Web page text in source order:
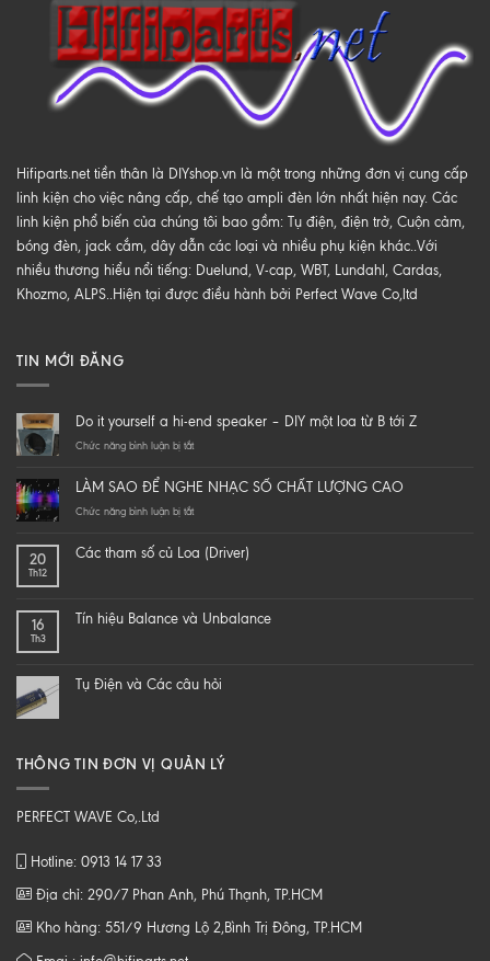
Hifiparts.net tiền thân là DIYshop.vn là một trong những đơn vị cung cấp
linh kiện cho việc nâng cấp, chế tạo ampli đèn lớn nhất hiện nay. Các
linh kiện phổ biến của chúng tôi bao gồm: Tụ điện, điện trở, Cuộn cảm,
bóng đèn, jack cắm, dây dẫn các loại và nhiều phụ kiện khác..Với
nhiều thương hiểu nổi tiếng: Duelund, V-cap, WBT, Lundahl, Cardas,
Khozmo, ALPS..Hiện tại được điều hành bởi Perfect Wave Co,ltd
TIN MỚI ĐĂNG
Do it yourself a hi-end speaker – DIY một loa từ B tới Z
Chức năng bình luận bị tắtở
yourself
a
speaker
loa
Z
LÀM SAO ĐỂ NGHE NHẠC SỐ CHẤT LƯỢNG CAO
Chức năng bình luận bị tắtở
ĐỂ
CHẤT
20
Th12
Các tham số củ Loa (Driver)
16
Th3
Tín hiệu Balance và Unbalance
Tụ Điện và Các câu hỏi
THÔNG TIN ĐƠN VỊ QUẢN LÝ
PERFECT WAVE Co,.Ltd
Hotline: 0913 14 17 33
Địa chỉ: 290/7 Phan Anh, Phú Thạnh, TP.HCM
Kho hàng: 551/9 Hương Lộ 2,Bình Trị Đông, TP.HCM